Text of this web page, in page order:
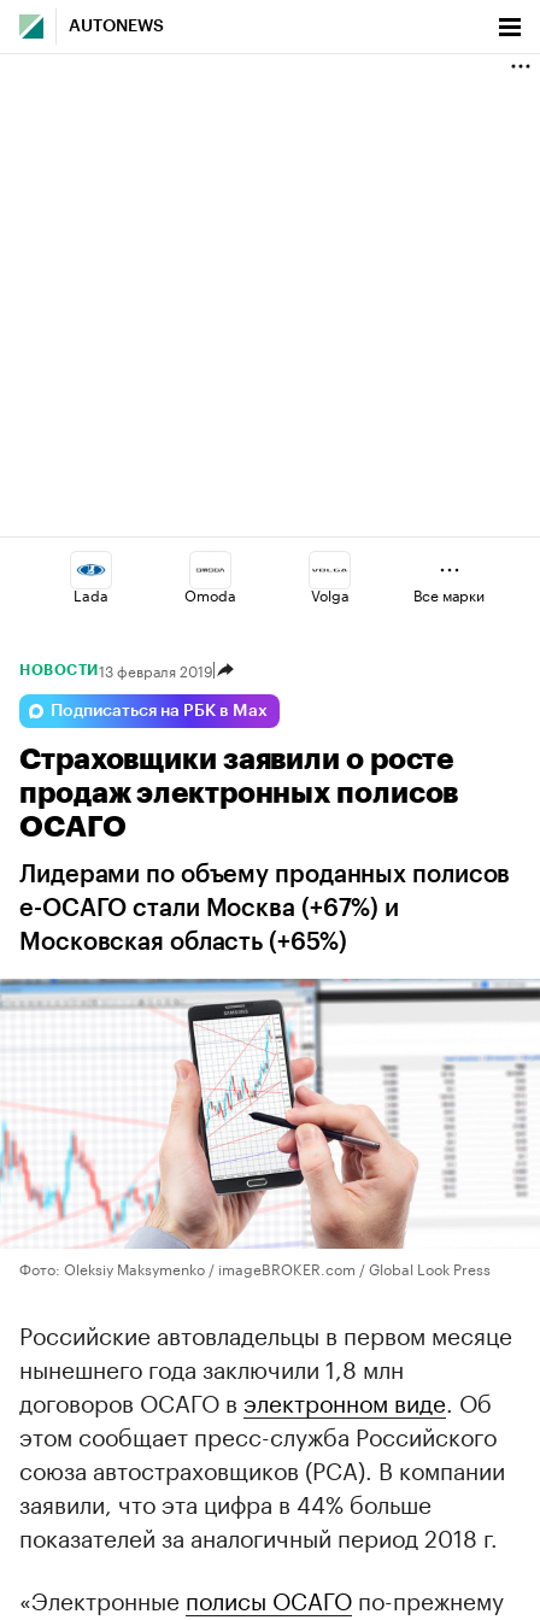
AUTONEWS
Lada Omoda Volga
Geely Haval
Esteo Jaecoo Changan
Все марки
НОВОСТИ 13 февраля 2019
Подписаться на РБК в Max
Страховщики заявили о росте
продаж электронных полисов
ОСАГО
Лидерами по объему проданных полисов
е-ОСАГО стали Москва (+67%) и
Московская область (+65%)
Фото: Oleksiy Maksymenko / imageBROKER.com / Global Look Press
Российские автовладельцы в первом месяце
нынешнего года заключили 1,8 млн
договоров ОСАГО в электронном виде . Об
этом сообщает пресс-служба Российского
союза автостраховщиков (РСА). В компании
заявили, что эта цифра в 44% больше
показателей за аналогичный период 2018 г.
«Электронные полисы ОСАГО по-прежнему